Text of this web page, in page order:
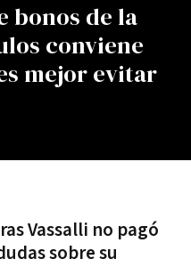
bonos de la
conviene
mejor evitar
Vassalli no pagó
sobre su